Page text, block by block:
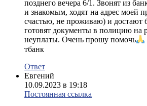
позднего вечера 6/1. Звонят из
и знакомым, ходят на адрес моей
счастью, не проживаю) и достают
готовят документы в полицию на
неуплаты. Очень прошу помочь
тбанк
Ответ
Евгений
10.09.2023 в 19:18
Постоянная ссылка